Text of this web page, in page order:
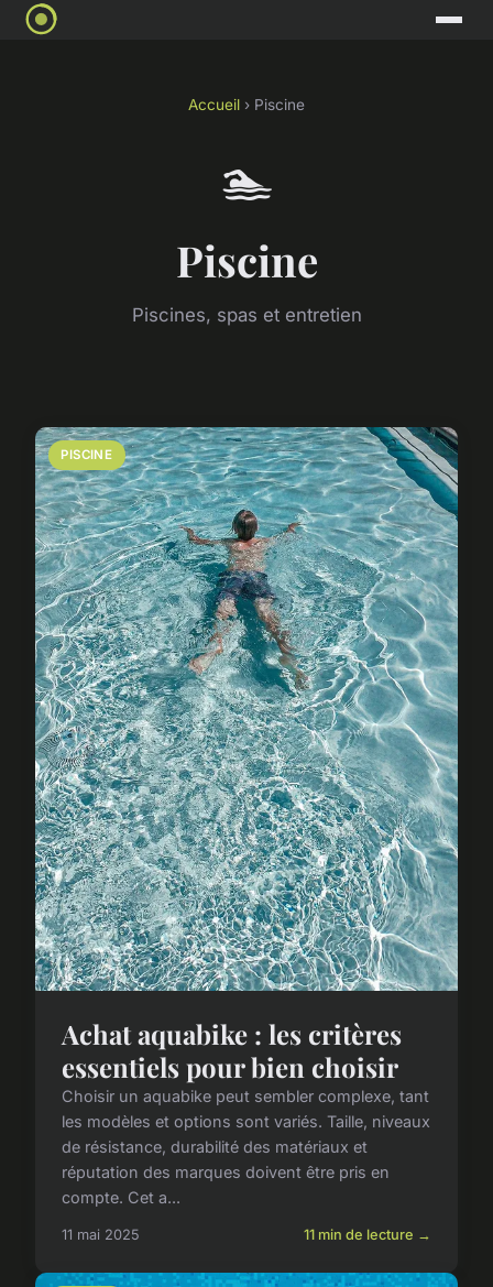
Accueil › Piscine
🏊
Piscine
Piscines, spas et entretien
PISCINE
Achat aquabike : les critères
essentiels pour bien choisir
Choisir un aquabike peut sembler complexe, tant
les modèles et options sont variés. Taille, niveaux
de résistance, durabilité des matériaux et
réputation des marques doivent être pris en
compte. Cet a...
11 mai 2025 11 min de lecture →